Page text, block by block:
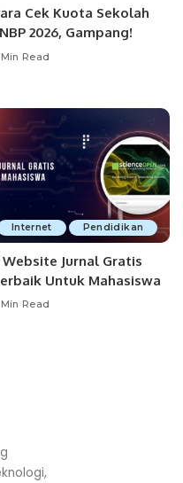
Cek Kuota Sekolah
2026, Gampang!
Read
Internet Pendidikan
Website Jurnal Gratis
Untuk Mahasiswa
Read